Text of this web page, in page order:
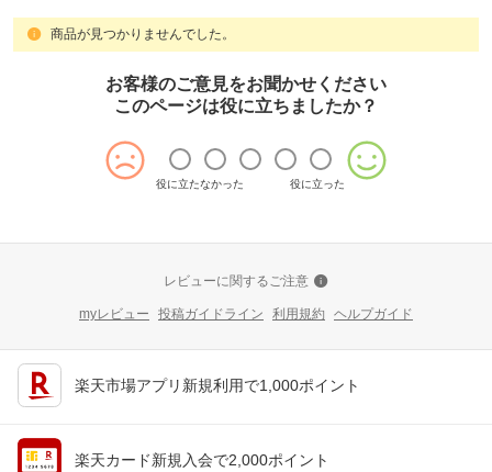
商品が見つかりませんでした。
お客様のご意見をお聞かせください
このページは役に立ちましたか？
役に立たなかった 役に立った
レビューに関するご注意
myレビュー 投稿ガイドライン 利用規約 ヘルプガイド
楽天市場アプリ新規利用で1,000ポイント
楽天カード新規入会で2,000ポイント